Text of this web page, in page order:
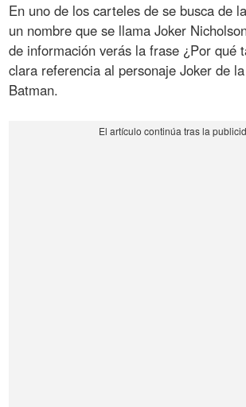
En uno de los carteles de se busca de
un nombre que se llama Joker
de información verás la frase ¿Por qué
clara referencia al personaje Joker de
Batman.